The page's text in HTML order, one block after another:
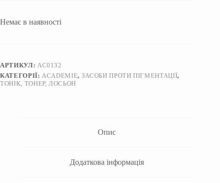
Немає в наявності
АРТИКУЛ: AC0132
КАТЕГОРІЇ:ACADEMIE, ЗАСОБИ ПРОТИ ПІГМЕНТАЦІЇ,
ТОНІК, ТОНЕР, ЛОСЬОН
Опис
Додаткова інформація